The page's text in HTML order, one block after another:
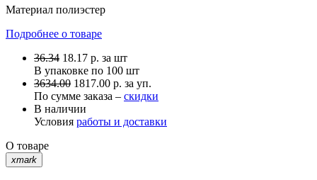
Материал полиэстер
Подробнее о товаре
36.34 18.17 р. за шт
В упаковке по 100 шт
3634.00 1817.00 р. за уп.
По сумме заказа – скидки
В наличии
Условия работы и доставки
О товаре
xmark